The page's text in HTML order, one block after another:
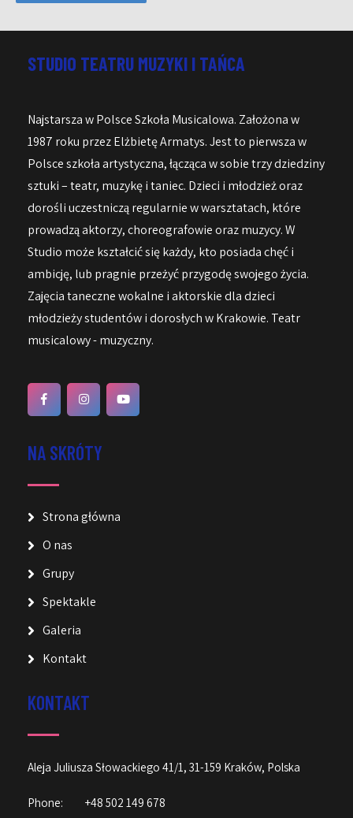
STUDIO TEATRU MUZYKI I TAŃCA
Najstarsza w Polsce Szkoła Musicalowa. Założona w
1987 roku przez Elżbietę Armatys. Jest to pierwsza w
Polsce szkoła artystyczna, łącząca w sobie trzy dziedziny
sztuki – teatr, muzykę i taniec. Dzieci i młodzież oraz
dorośli uczestniczą regularnie w warsztatach, które
prowadzą aktorzy, choreografowie oraz muzycy. W
Studio może kształcić się każdy, kto posiada chęć i
ambicję, lub pragnie przeżyć przygodę swojego życia.
Zajęcia taneczne wokalne i aktorskie dla dzieci
młodzieży studentów i dorosłych w Krakowie. Teatr
musicalowy - muzyczny.
NA SKRÓTY
Strona główna
O nas
Grupy
Spektakle
Galeria
Kontakt
KONTAKT
Aleja Juliusza Słowackiego 41/1, 31-159 Kraków, Polska
Phone: +48 502 149 678